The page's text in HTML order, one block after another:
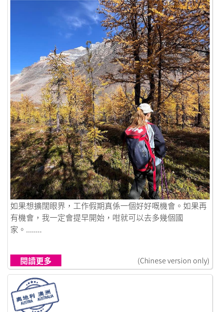
鏈接到Still alive的工作享樂體驗
如果想擴闊眼界，工作假期真係一個好好嘅機會。如果再
有機會，我一定會提早開始，咁就可以去多幾個國
家。........
閱讀更多 (Chinese version only)